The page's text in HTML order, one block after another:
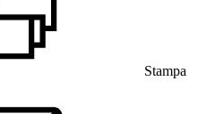
Stampa